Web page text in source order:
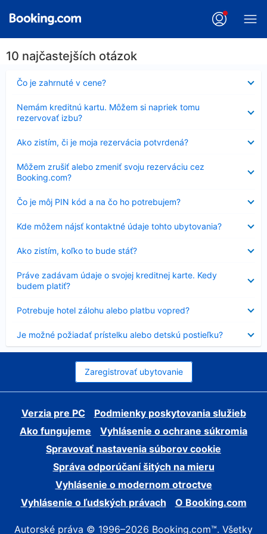
10 najčastejších otázok
Čo je zahrnuté v cene?
Nezobrazuje
sa
Nemám kreditnú kartu. Môžem si napriek tomu
rezervovať izbu?
sa
Ako zistím, či je moja rezervácia potvrdená?
sa
Môžem zrušiť alebo zmeniť svoju rezerváciu cez
Booking.com?
sa
Čo je môj PIN kód a na čo ho potrebujem?
Nezobrazuje
sa
Kde môžem nájsť kontaktné údaje tohto ubytovania?
sa
Ako zistím, koľko to bude stáť?
sa
Práve zadávam údaje o svojej kreditnej karte. Kedy
budem platiť?
sa
Potrebuje hotel zálohu alebo platbu vopred?
sa
Je možné požiadať prístelku alebo detskú postieľku?
sa
Zaregistrovať ubytovanie
Verzia pre PC
Podmienky poskytovania služieb
Ako fungujeme
Vyhlásenie o ochrane súkromia
Spravovať nastavenia súborov cookie
Správa odporúčaní šitých na mieru
Vyhlásenie o modernom otroctve
Vyhlásenie o ľudských právach
O Booking.com
Autorské práva © 1996–2026 Booking.com™. Všetky